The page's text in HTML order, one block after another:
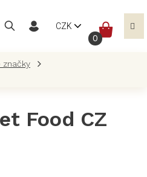
CZK
značky
Food CZ